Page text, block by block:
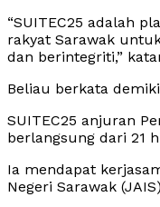
“SUITEC25 adalah
rakyat Sarawak
dan berintegriti,”
Beliau berkata
SUITEC25 anjuran
berlangsung dari 21
Ia mendapat
Negeri Sarawak